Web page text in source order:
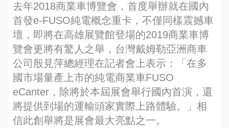
去年2018商業車博覽會，首度舉辦就在國內
首發e-FUSO純電概念重卡，不僅同樣震撼車
壇，即將在高雄展覽館登場的2019商業車博
覽會更將有驚人之舉，台灣戴姆勒亞洲商車
公司殷見萍總經理在記者會上表示：「在多
國市場量產上市的純電商業車FUSO
eCanter，除將於本屆展會舉行國內首演，還
將提供到場的運輸頭家實際上路體驗。」相
信此創舉將是展會最大亮點之一。